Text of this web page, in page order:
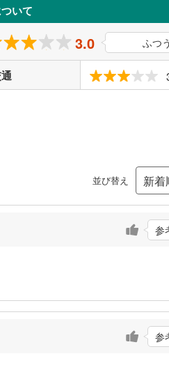
いて
3.0 ふつう
並び替え
参
参